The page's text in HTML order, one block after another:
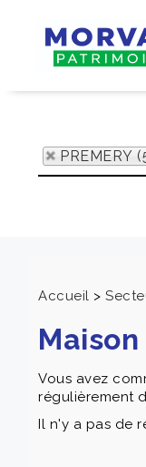
PREMERY
Accueil >
Vous avez
régulièrement
Il n'y a pas de